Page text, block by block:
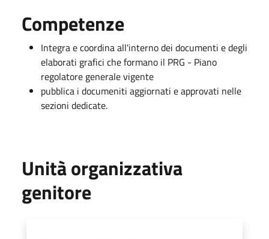
Competenze
Integra e coordina all'interno dei documenti e degli
elaborati grafici che formano il PRG - Piano
regolatore generale vigente
pubblica i documeniti aggiornati e approvati nelle
sezioni dedicate.
Unità organizzativa
genitore